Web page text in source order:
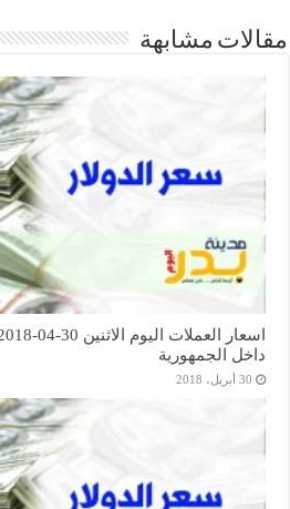
مقالات مشابهة
داخل الجمهورية
30 أبريل، 2018